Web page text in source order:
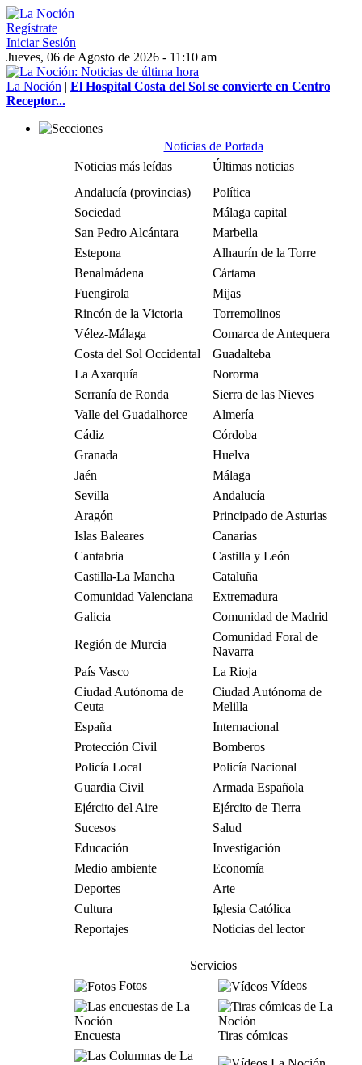
Regístrate
Iniciar Sesión
Jueves, 06 de Agosto de 2026 - 11:10 am
La Noción | El Hospital Costa del Sol se convierte en Centro
Receptor...
Noticias de Portada
Noticias más leídas
Últimas noticias
Andalucía (provincias)
Política
Sociedad
Málaga capital
San Pedro Alcántara
Marbella
Estepona
Alhaurín de la Torre
Benalmádena
Cártama
Fuengirola
Mijas
Rincón de la Victoria
Torremolinos
Vélez-Málaga
Comarca de Antequera
Costa del Sol Occidental
Guadalteba
La Axarquía
Nororma
Serranía de Ronda
Sierra de las Nieves
Valle del Guadalhorce
Almería
Cádiz
Córdoba
Granada
Huelva
Jaén
Málaga
Sevilla
Andalucía
Aragón
Principado de Asturias
Islas Baleares
Canarias
Cantabria
Castilla y León
Castilla-La Mancha
Cataluña
Comunidad Valenciana
Extremadura
Galicia
Comunidad de Madrid
Región de Murcia
Comunidad Foral de
Navarra
País Vasco
La Rioja
Ciudad Autónoma de
Ceuta
Ciudad Autónoma de
Melilla
España
Internacional
Protección Civil
Bomberos
Policía Local
Policía Nacional
Guardia Civil
Armada Española
Ejército del Aire
Ejército de Tierra
Sucesos
Salud
Educación
Investigación
Medio ambiente
Economía
Deportes
Arte
Cultura
Iglesia Católica
Reportajes
Noticias del lector
Servicios
Fotos
Vídeos
Encuesta Tiras cómicas